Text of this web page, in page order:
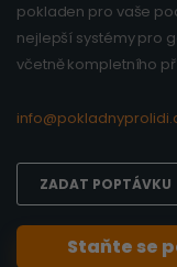
pokladen pro vaše
nejlepší systémy pro
včetně kompletního
ZADAT POPTÁVKU
Staňte se